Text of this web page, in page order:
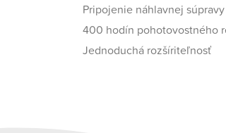
Pripojenie náhlavnej
400 hodín pohotovostného
Jednoduchá rozšíriteľnosť